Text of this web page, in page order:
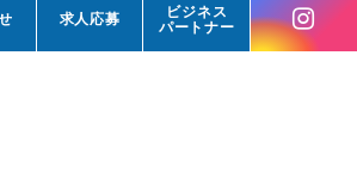
求人応募
ビジネス
パートナー
問合せ 求人応募
ビジネス
パートナー